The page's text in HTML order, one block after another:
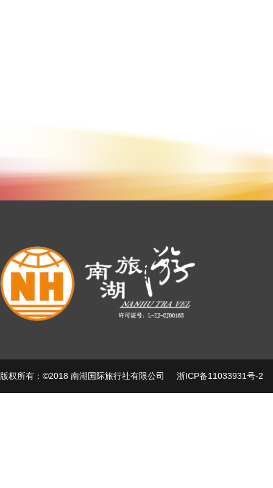
版权所有：©2018 南湖国际旅行社有限公司 浙ICP备11033931号-2